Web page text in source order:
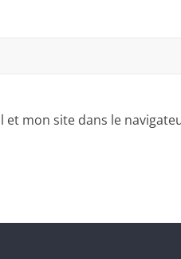
et mon site dans le